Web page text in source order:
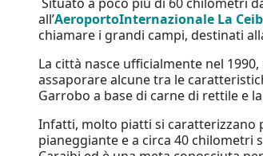
all’AeroportoInternazionale La
chiamare i grandi campi, destinati
La città nasce ufficialmente nel
assaporare alcune tra le
Garrobo a base di carne di rettile e
Infatti, molto piatti si
pianeggiante e a circa 40 chilometri